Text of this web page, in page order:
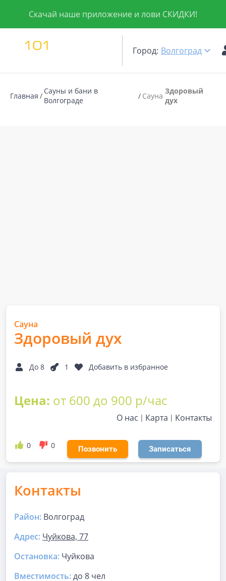
Скачай наше приложение и лови СКИДКИ!
Город: Волгоград
Главная
Сауны и бани в
Волгограде
Сауна Здоровый
дух
Сауна
Здоровый дух
До 8 1 Добавить в избранное
Цена: от 600 до 900 р/час
О нас Карта Контакты
0 0 Позвонить Записаться
Контакты
Район: Волгоград
Адрес: Чуйкова, 77
Остановка: Чуйкова
Вместимость:до 8 чел